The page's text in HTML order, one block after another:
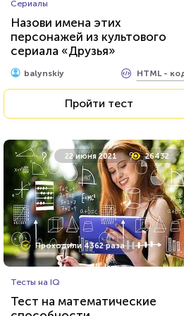
Тест: Мизантроп ли вы?
Пройти тест
4 февраля 2022 114960
Проходили 38202 раза
Тест: Насколько Вы
высокомерны?
Сериалы
Назови имена этих
персонажей из культового
сериала «Друзья»
balynskiy HTML -
Пройти тест
22 июня 2021 26432
Проходили 4362 раза
Тесты на IQ
Тест на математические